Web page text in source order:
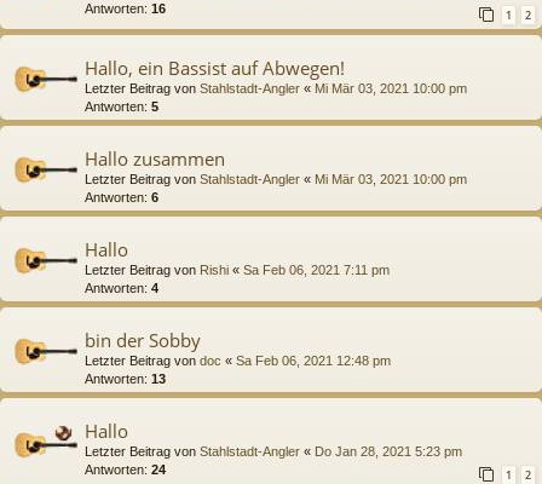
Antworten: 16 1 2
Hallo, ein Bassist auf Abwegen!
Letzter Beitrag von Stahlstadt-Angler « Mi Mär 03, 2021 10:00 pm
Antworten: 5
Hallo zusammen
Letzter Beitrag von Stahlstadt-Angler « Mi Mär 03, 2021 10:00 pm
Antworten: 6
Hallo
Letzter Beitrag von Rishi « Sa Feb 06, 2021 7:11 pm
Antworten: 4
bin der Sobby
Letzter Beitrag von doc « Sa Feb 06, 2021 12:48 pm
Antworten: 13
Hallo
Letzter Beitrag von Stahlstadt-Angler « Do Jan 28, 2021 5:23 pm
Antworten: 24 1 2